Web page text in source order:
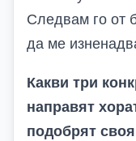
Следвам го от
да ме
Какви три
направят
подобрят